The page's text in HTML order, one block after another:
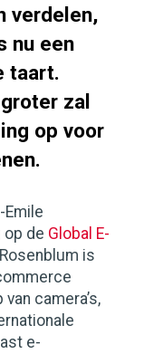
verdelen,
nu een
taart.
zal
op voor
op de Global E-
is
camera’s,
e-